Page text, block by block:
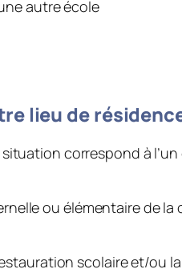
autre école
lieu de
correspond à
ou élémentaire de la
scolaire et/ou